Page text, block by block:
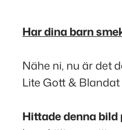
Har dina barn
Nähe ni, nu är det
Lite Gott & Blandat
Hittade denna bild